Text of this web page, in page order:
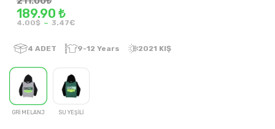
189.90 ₺
4.00$ - 3.47€
4 ADET 9-12 Years 2021 KIŞ
GRİ MELANJ SU YEŞİLİ